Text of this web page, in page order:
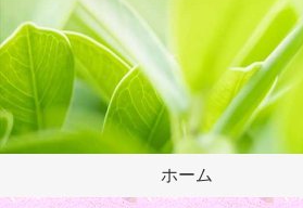
ホーム